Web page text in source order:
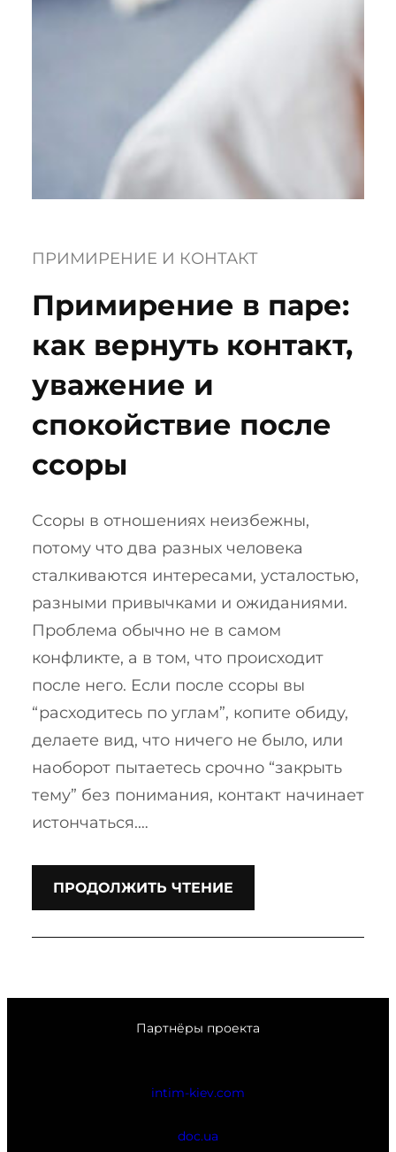
ПРИМИРЕНИЕ И КОНТАКТ
Примирение в паре:
как вернуть контакт,
уважение и
спокойствие после
ссоры
Ссоры в отношениях неизбежны,
потому что два разных человека
сталкиваются интересами, усталостью,
разными привычками и ожиданиями.
Проблема обычно не в самом
конфликте, а в том, что происходит
после него. Если после ссоры вы
“расходитесь по углам”, копите обиду,
делаете вид, что ничего не было, или
наоборот пытаетесь срочно “закрыть
тему” без понимания, контакт начинает
истончаться.…
ПРОДОЛЖИТЬ ЧТЕНИЕ
Партнёры проекта
intim-kiev.com
doc.ua